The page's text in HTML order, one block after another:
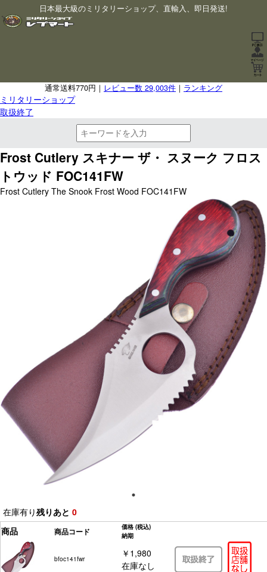
日本最大級のミリタリーショップ、直輸入、即日発送!
通常送料770円｜ レビュー数 29,003件 ｜ ランキング
ミリタリーショップ
取扱終了
Frost Cutlery スキナー ザ・ スヌーク フロス
トウッド FOC141FW
Frost Cutlery The Snook Frost Wood FOC141FW
在庫有り残りあと 0
商品
商品コード 価格 (税込)
納期
bfoc141fwr
￥1,980
在庫なし